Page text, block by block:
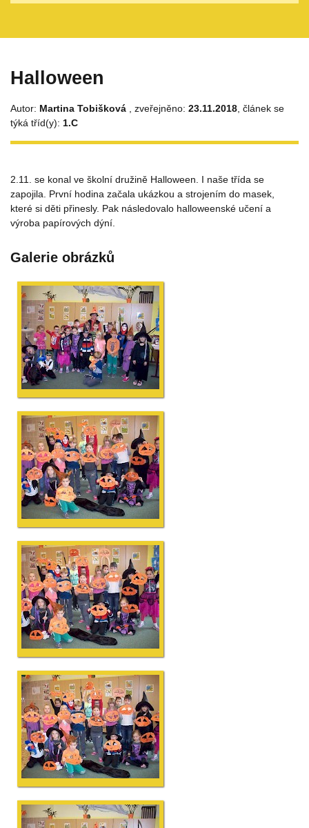
Halloween
Autor: Martina Tobišková , zveřejněno: 23.11.2018 , článek se
týká tříd(y): 1.C
2.11. se konal ve školní družině Halloween. I naše třída se
zapojila. První hodina začala ukázkou a strojením do masek,
které si děti přinesly. Pak následovalo halloweenské učení a
výroba papírových dýní.
Galerie obrázků